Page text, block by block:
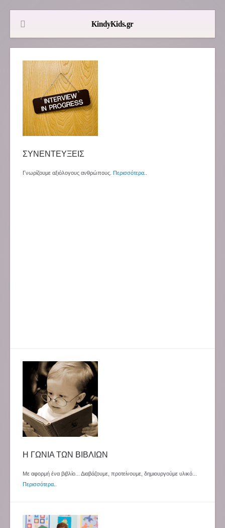
ΣΥΝΕΝΤΕΥΞΕΙΣ
Γνωρίζουμε αξιόλογους ανθρώπους. Περισσότερα
Η ΓΩΝΙΑ ΤΩΝ ΒΙΒΛΙΩΝ
Με αφορμή ένα βιβλίο... Διαβάζουμε, προτείνουμε, δημιουργούμε υλικό...
Περισσότερα